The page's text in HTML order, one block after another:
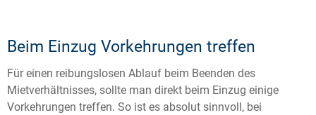
Beim Einzug Vorkehrungen treffen
Für einen reibungslosen Ablauf beim Beenden des
Mietverhältnisses, sollte man direkt beim Einzug einige
Vorkehrungen treffen. So ist es absolut sinnvoll, bei